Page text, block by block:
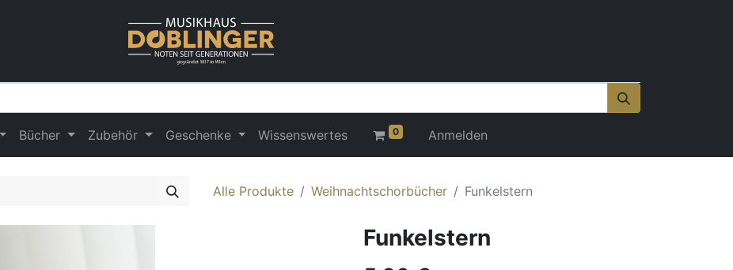
Bücher Zubehör Geschenke Wissenswertes 0 Anmelden
Alle Produkte Weihnachtschorbücher Funkelstern
Funkelstern